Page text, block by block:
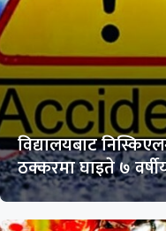
विद्यालयबाट
ठक्करमा घाइते ७